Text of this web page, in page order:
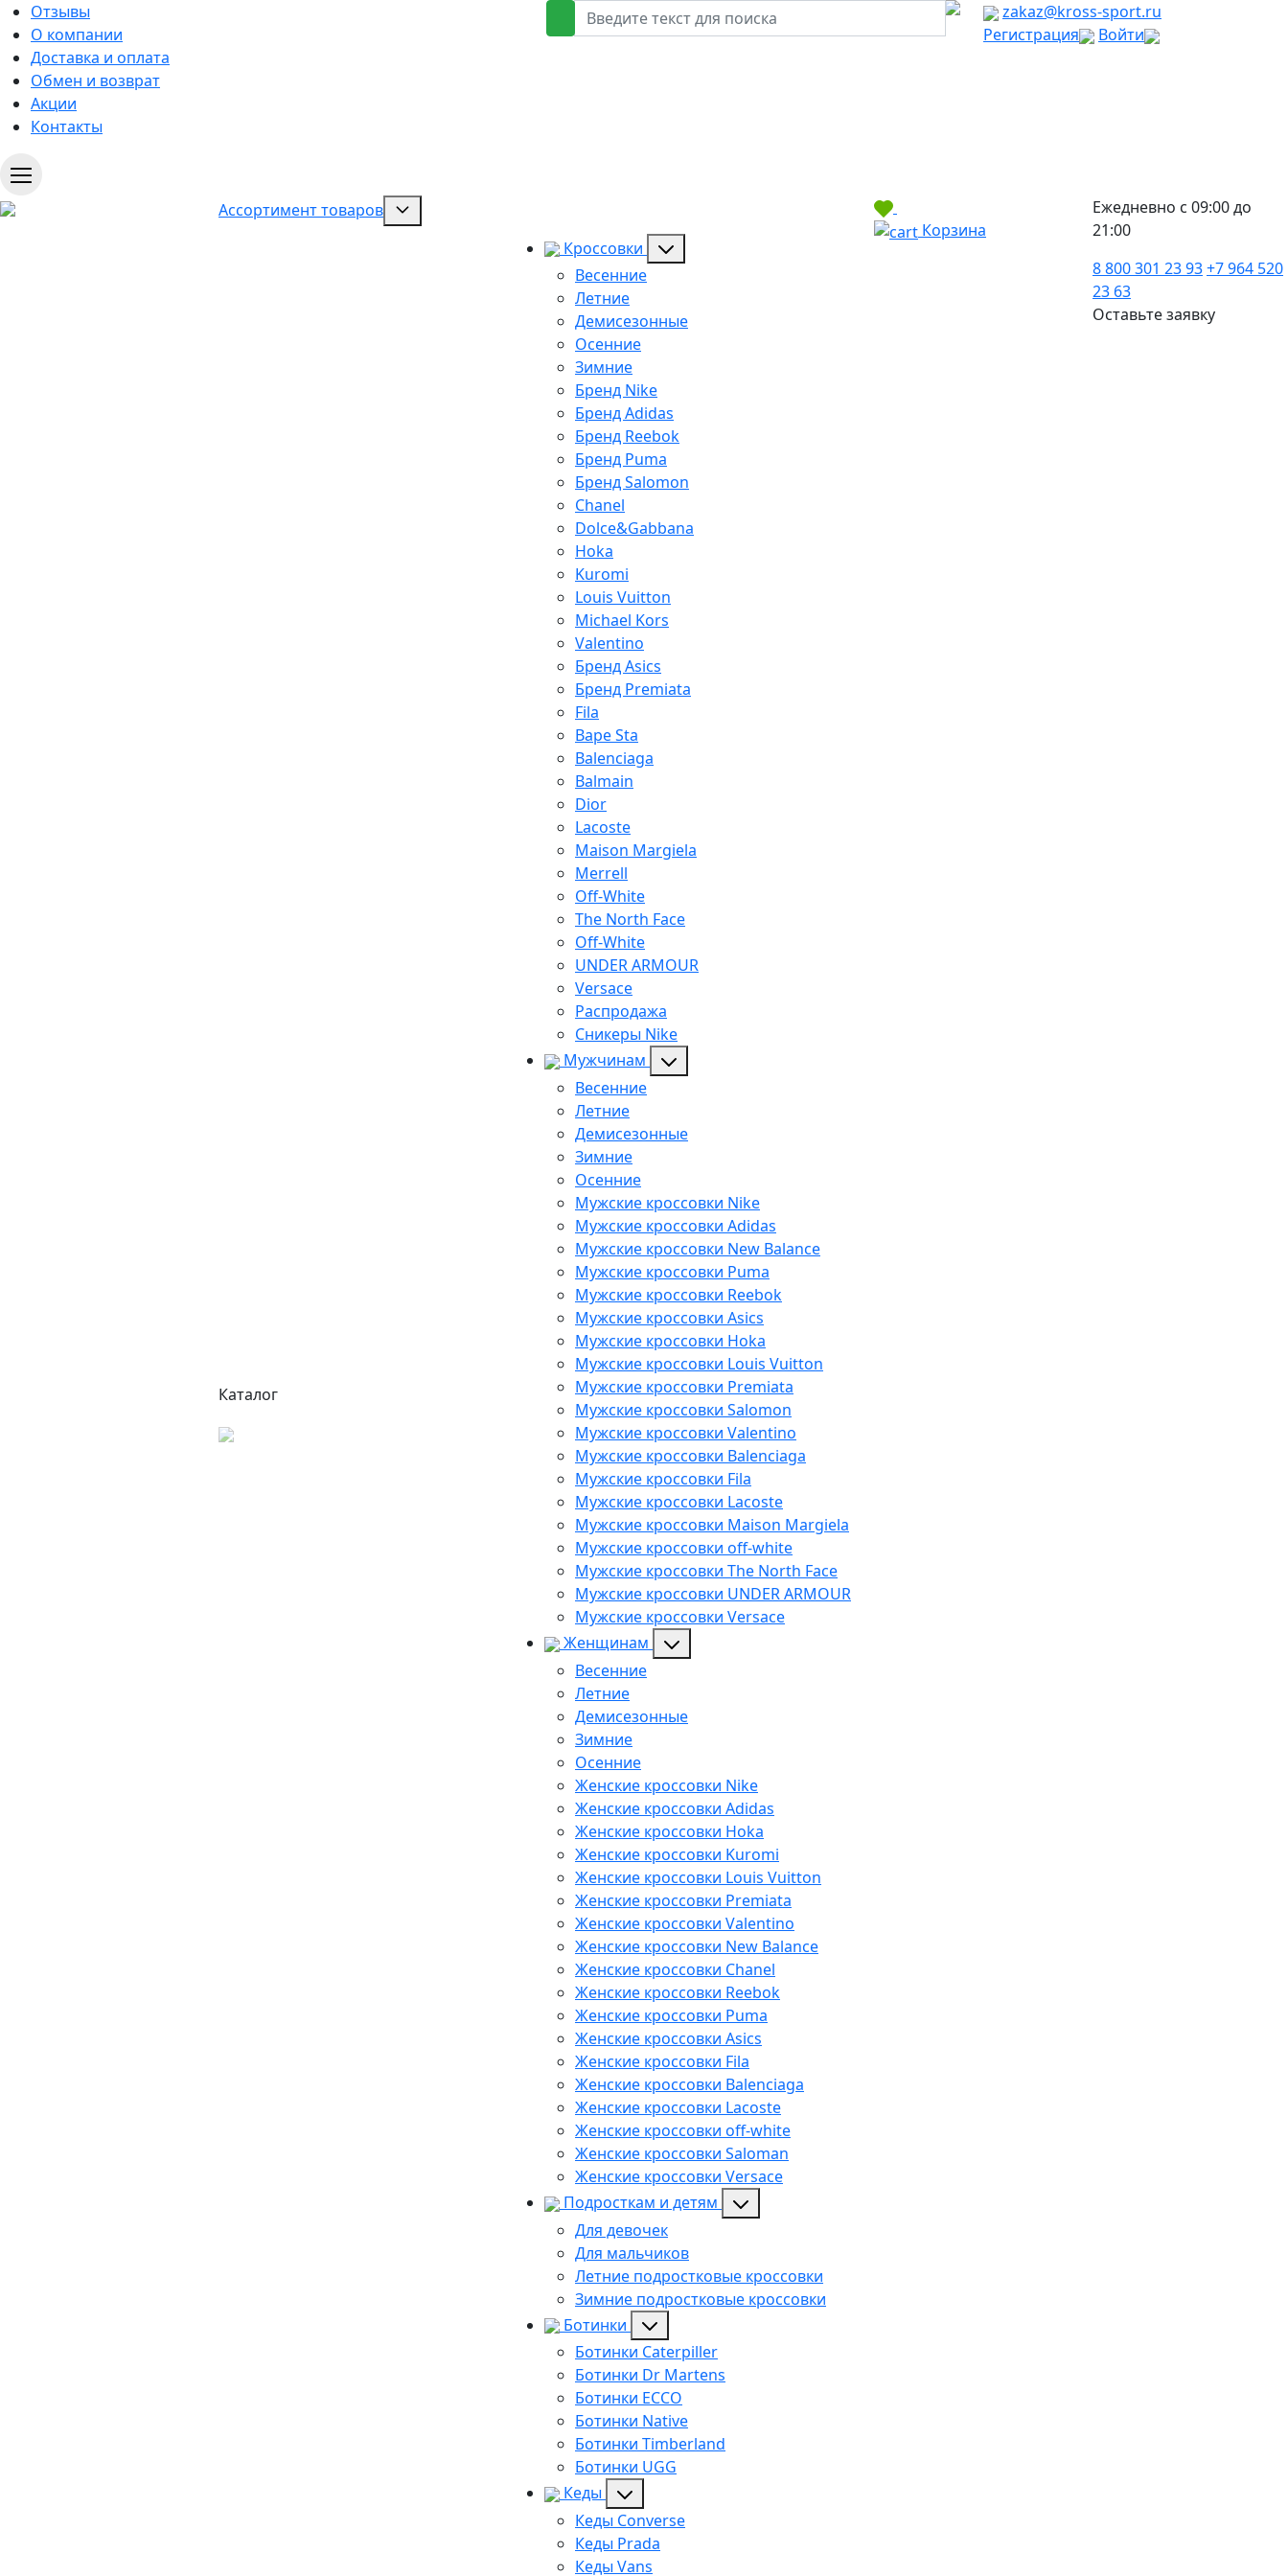
Отзывы
О компании
Доставка и оплата
Обмен и возврат
Акции
Контакты
zakaz@kross-sport.ru
Регистрация
Войти
Ассортимент товаров
Каталог
Кроссовки
Весенние
Летние
Демисезонные
Осенние
Зимние
Бренд Nike
Бренд Adidas
Бренд Reebok
Бренд Puma
Бренд Salomon
Chanel
Dolce&Gabbana
Hoka
Kuromi
Louis Vuitton
Michael Kors
Valentino
Бренд Asics
Бренд Premiata
Fila
Bape Sta
Balenciaga
Balmain
Dior
Lacoste
Maison Margiela
Merrell
Off-White
The North Face
Off-White
UNDER ARMOUR
Versace
Распродажа
Сникеры Nike
Мужчинам
Весенние
Летние
Демисезонные
Зимние
Осенние
Мужские кроссовки Nike
Мужские кроссовки Adidas
Мужские кроссовки New Balance
Мужские кроссовки Puma
Мужские кроссовки Reebok
Мужские кроссовки Asics
Мужские кроссовки Hoka
Мужские кроссовки Louis Vuitton
Мужские кроссовки Premiata
Мужские кроссовки Salomon
Мужские кроссовки Valentino
Мужские кроссовки Balenciaga
Мужские кроссовки Fila
Мужские кроссовки Lacoste
Мужские кроссовки Maison Margiela
Мужские кроссовки off-white
Мужские кроссовки The North Face
Мужские кроссовки UNDER ARMOUR
Мужские кроссовки Versace
Женщинам
Весенние
Летние
Демисезонные
Зимние
Осенние
Женские кроссовки Nike
Женские кроссовки Adidas
Женские кроссовки Hoka
Женские кроссовки Kuromi
Женские кроссовки Louis Vuitton
Женские кроссовки Premiata
Женские кроссовки Valentino
Женские кроссовки New Balance
Женские кроссовки Chanel
Женские кроссовки Reebok
Женские кроссовки Puma
Женские кроссовки Asics
Женские кроссовки Fila
Женские кроссовки Balenciaga
Женские кроссовки Lacoste
Женские кроссовки off-white
Женские кроссовки Saloman
Женские кроссовки Versace
Подросткам и детям
Для девочек
Для мальчиков
Летние подростковые кроссовки
Зимние подростковые кроссовки
Ботинки
Ботинки Caterpiller
Ботинки Dr Martens
Ботинки ECCO
Ботинки Native
Ботинки Timberland
Ботинки UGG
Кеды
Кеды Converse
Кеды Prada
Кеды Vans
Корзина
Ежедневно с 09:00 до
21:00
8 800 301 23 93+7 964 520
23 63
Оставьте заявку